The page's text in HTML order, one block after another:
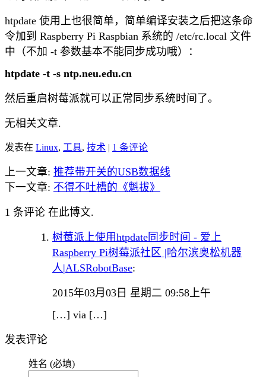
htpdate 使用上也很简单，简单编译安装之后把这条命
令加到 Raspberry Pi Raspbian 系统的 /etc/rc.local 文件
中（不加 -t 参数基本不能同步成功哦）：
htpdate -t -s ntp.neu.edu.cn
然后重启树莓派就可以正常同步系统时间了。
无相关文章.
发表在 Linux, 工具, 技术 | 1 条评论
上一文章: 推荐带开关的USB数据线
下一文章: 不得不吐槽的《魁拔》
1 条评论 在此博文.
树莓派上使用htpdate同步时间 - 爱上
Raspberry Pi树莓派社区 |哈尔滨奥松机器
人|ALSRobotBase:
2015年03月03日 星期二 09:58上午
[…] via […]
发表评论
姓名 (必填)